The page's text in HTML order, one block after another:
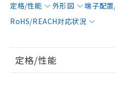
定格/性能 外形図 端子配
RoHS/REACH対応状況
定格/性能